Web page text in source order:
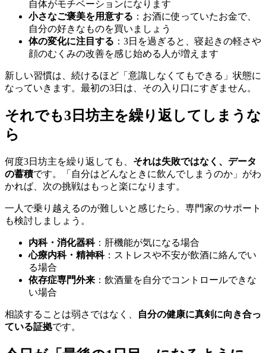
自体がモチベーションになります
小さなご褒美を用意する ：お酒に使っていたお金で、
自分の好きなものを買いましょう
体の変化に注目する ：3日を過ぎると、寝起きの軽さや
顔のむくみの改善を感じ始める人が増えます
新しい習慣は、続けるほど「意識しなくてもできる」状態に
なっていきます。最初の3日は、その入り口にすぎません。
それでも3日坊主を繰り返してしまうな
ら
何度3日坊主を繰り返しても、 それは失敗ではなく、データ
の蓄積です。「自分はどんなときに飲んでしまうのか」がわ
かれば、次の挑戦はもっと楽になります。
一人で乗り越えるのが難しいと感じたら、専門家のサポート
も検討しましょう。
内科・消化器科：肝機能が気になる場合
心療内科・精神科：ストレスや不安が飲酒に絡んでい
る場合
依存症専門外来 ：飲酒量を自分でコントロールできな
い場合
相談することは弱さではなく、
自分の健康に真剣に向き合っ
ている証拠です。